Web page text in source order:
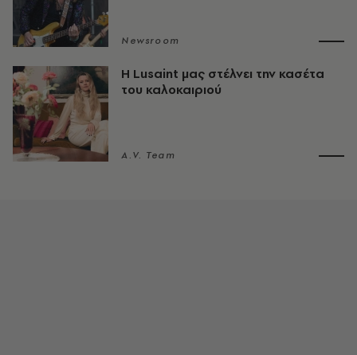
Newsroom
Η Lusaint μας στέλνει την κασέτα
του καλοκαιριού
A.V. Team